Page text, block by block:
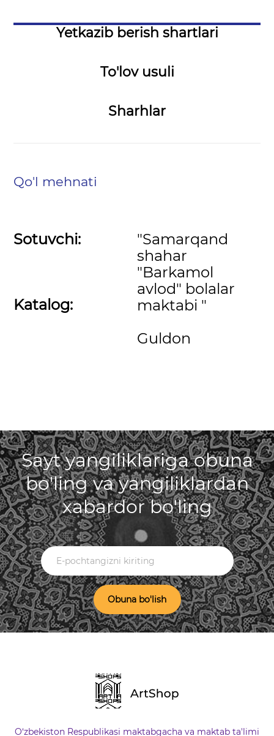
Yetkazib berish shartlari
To'lov usuli
Sharhlar
Qo'l mehnati
Sotuvchi:
Katalog:
"Samarqand
shahar
"Barkamol
avlod" bolalar
maktabi "
Guldon
Sayt yangiliklariga obuna
bo'ling va yangiliklardan
xabardor bo'ling
Obuna bo'lish
O‘zbekiston Respublikasi maktabgacha va maktab ta'limi